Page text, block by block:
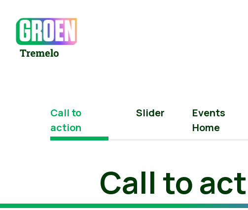
Call to
action
Slider
Events
Home
Call to